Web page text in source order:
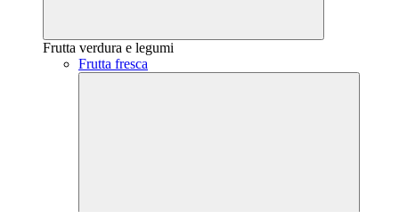
Frutta verdura e legumi
Frutta fresca